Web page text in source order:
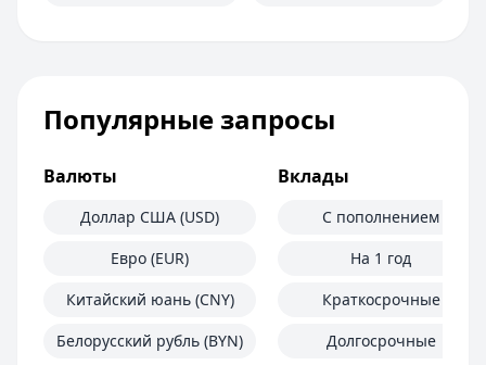
Популярные запросы
Валюты
Доллар США (USD)
Евро (EUR)
Китайский юань (CNY)
Белорусский рубль (BYN)
Вклады
С пополнением
На 1 год
Краткосрочные
Долгосрочные